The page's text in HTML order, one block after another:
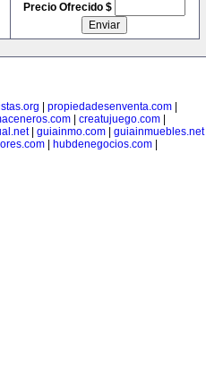
Precio Ofrecido $
propiedadesenventa.com|
creatujuego.com
| guiainmo.com| guiainmuebles.net|
| hubdenegocios.com|